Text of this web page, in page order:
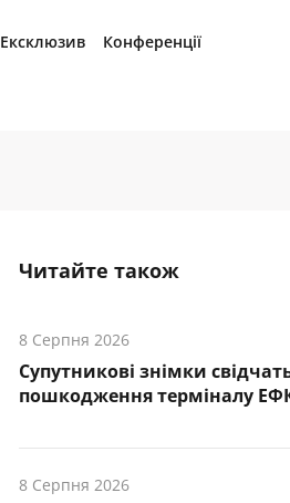
Ексклюзив Конференції
Читайте також
8 Серпня 2026
Супутникові знімки
пошкодження терміналу
8 Серпня 2026